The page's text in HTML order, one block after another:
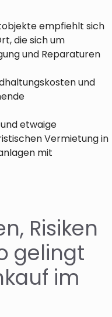
empfiehlt sich
die sich um
und Reparaturen
und
etwaige
Vermietung in
mit
Risiken
gelingt
im